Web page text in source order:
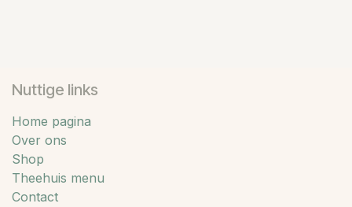
Nuttige links
Home pagina
Over ons
Shop
Theehuis menu
Contact